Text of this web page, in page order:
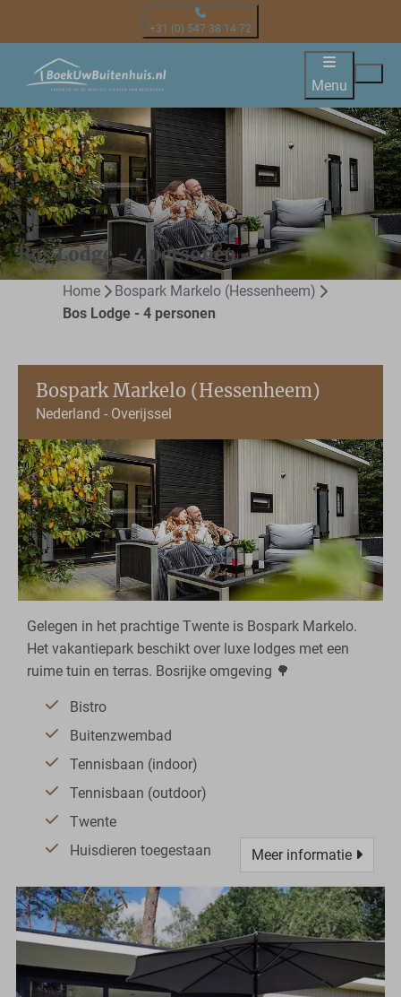
+31 (0) 547 38 14 72
Menu
Bos Lodge - 4 personen
Home
Bospark Markelo (Hessenheem)
Bos Lodge - 4 personen
Bospark Markelo (Hessenheem)
Nederland - Overijssel
Gelegen in het prachtige Twente is Bospark Markelo.
Het vakantiepark beschikt over luxe lodges met een
ruime tuin en terras. Bosrijke omgeving 🌳
Bistro
Buitenzwembad
Tennisbaan (indoor)
Tennisbaan (outdoor)
Twente
Huisdieren toegestaan
Meer informatie